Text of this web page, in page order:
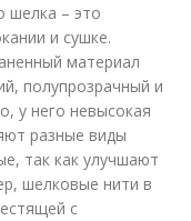
шелка – это
и сушке.
материал
полупрозрачный и
у него невысокая
разные виды
так как улучшают
шелковые нити в
с